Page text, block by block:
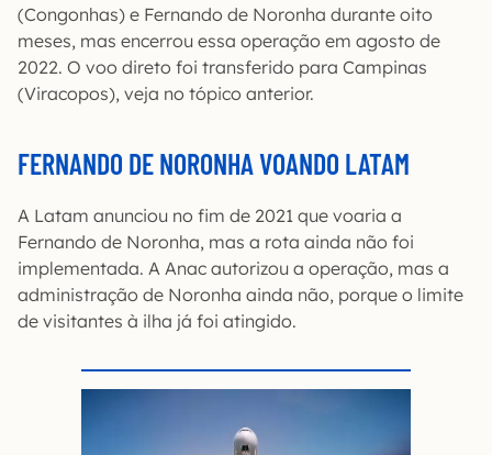
(Congonhas) e Fernando de Noronha durante oito
meses, mas encerrou essa operação em agosto de
2022. O voo direto foi transferido para Campinas
(Viracopos), veja no tópico anterior.
FERNANDO DE NORONHA VOANDO LATAM
A Latam anunciou no fim de 2021 que voaria a
Fernando de Noronha, mas a rota ainda não foi
implementada. A Anac autorizou a operação, mas a
administração de Noronha ainda não, porque o limite
de visitantes à ilha já foi atingido.